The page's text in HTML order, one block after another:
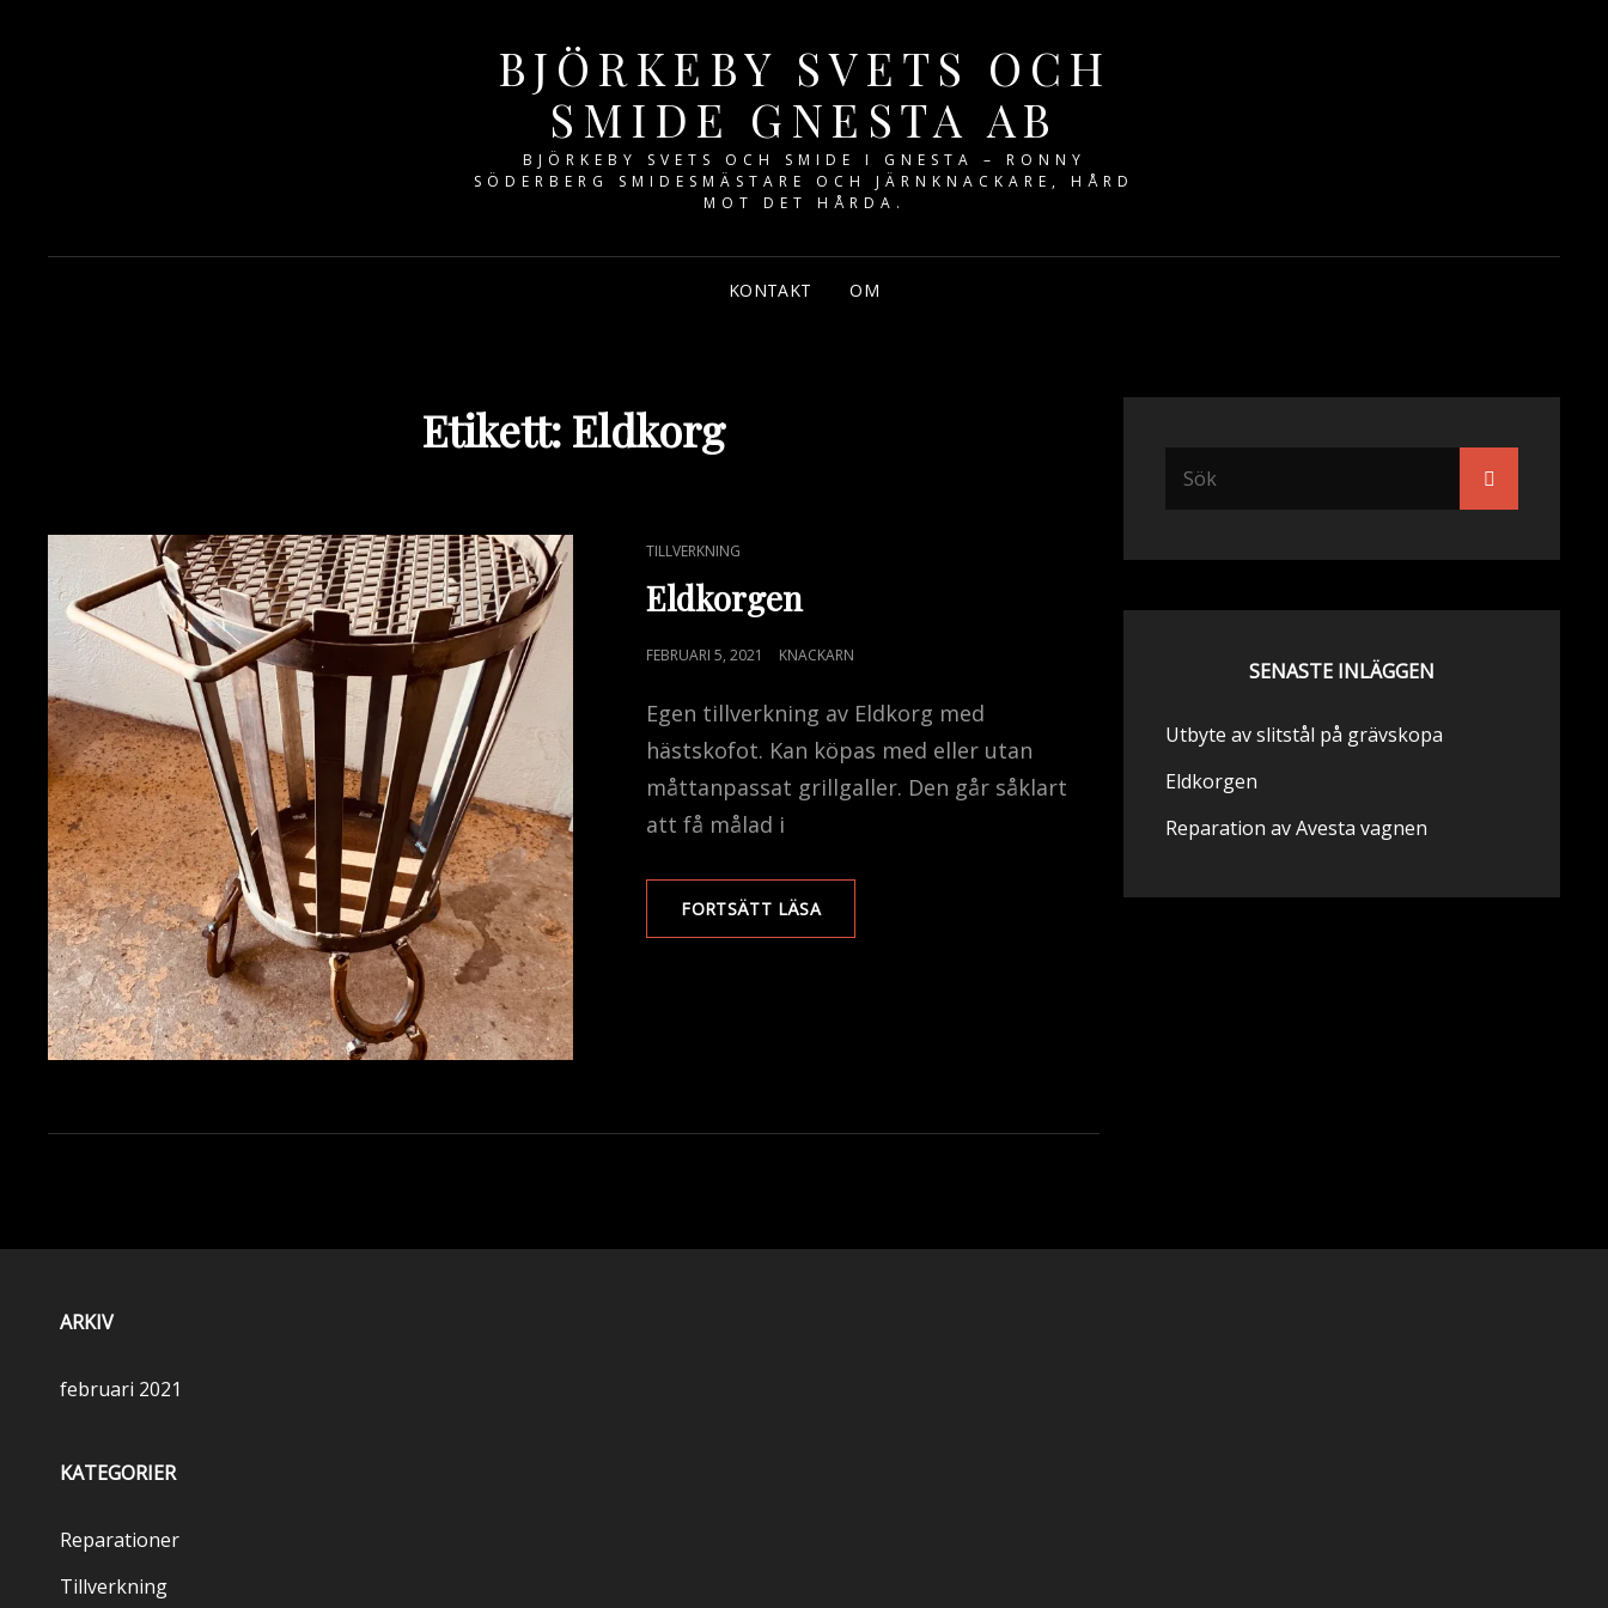
BJÖRKEBY SVETS OCH
SMIDE GNESTA AB
BJÖRKEBY SVETS OCH SMIDE I GNESTA – RONNY
SÖDERBERG SMIDESMÄSTARE OCH JÄRNKNACKARE, HÅRD
MOT DET HÅRDA.
KONTAKT OM
Etikett: Eldkorg
CAT
LINKS
TILLVERKNING
Eldkorgen
PUBLICERAT
FEBRUARI 5, 2021 KNACKARN
Egen tillverkning av Eldkorg med
hästskofot. Kan köpas med eller utan
måttanpassat grillgaller. Den går såklart
att få målad i
FORTSÄTT LÄSAELDKORGEN
SENASTE INLÄGGEN
Utbyte av slitstål på grävskopa
Eldkorgen
Reparation av Avesta vagnen
ARKIV
februari 2021
KATEGORIER
Reparationer
Tillverkning